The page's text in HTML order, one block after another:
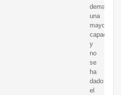
demanda
una
mayor
capacidad
y
no
se
ha
dado
el